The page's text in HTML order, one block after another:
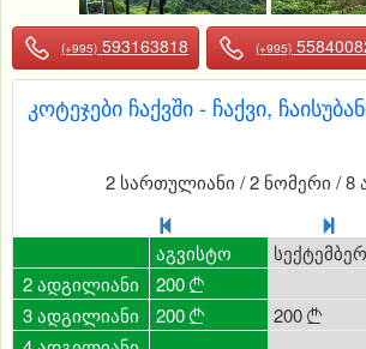
(+995) 593163818 (+995)
კოტეჯები ჩაქვში - ჩაქვი,
2 სართულიანი / 2 ნომერი / 8
2 ადგილიანი
3 ადგილიანი
200
200
აგვისტო
200 
200 
200 